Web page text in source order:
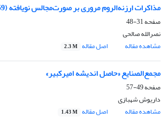
مذاکرات ارزنه‌الروم مروری بر صورت‌مجالس نویافته (1259-1263 قمری)
صفحه31-48
نصرالله صالحی
مشاهده مقاله
اصل مقاله 2.3 M
مجمع‌الصنایع «حاصل اندیشه امیرکبیر»
صفحه49-57
داریوش شهبازی
مشاهده مقاله
اصل مقاله 1.43 M